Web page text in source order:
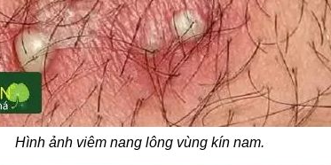
Hình ảnh viêm nang lông vùng kín nam.